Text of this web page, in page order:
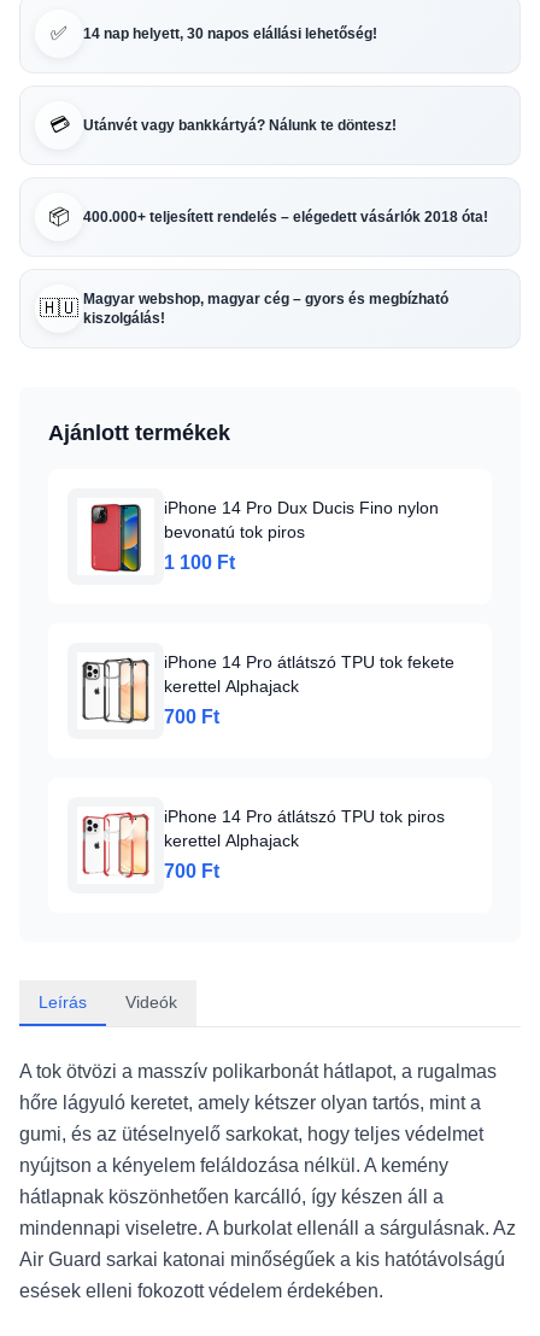
✅ 14 nap helyett, 30 napos elállási lehetőség!
💳 Utánvét vagy bankkártyá? Nálunk te döntesz!
📦 400.000+ teljesített rendelés – elégedett vásárlók 2018 óta!
🇭🇺 Magyar webshop, magyar cég – gyors és megbízható
kiszolgálás!
Ajánlott termékek
iPhone 14 Pro Dux Ducis Fino nylon
bevonatú tok piros
1 100 Ft
iPhone 14 Pro átlátszó TPU tok fekete
kerettel Alphajack
700 Ft
iPhone 14 Pro átlátszó TPU tok piros
kerettel Alphajack
700 Ft
Leírás Videók
A tok ötvözi a masszív polikarbonát hátlapot, a rugalmas
hőre lágyuló keretet, amely kétszer olyan tartós, mint a
gumi, és az ütéselnyelő sarkokat, hogy teljes védelmet
nyújtson a kényelem feláldozása nélkül. A kemény
hátlapnak köszönhetően karcálló, így készen áll a
mindennapi viseletre. A burkolat ellenáll a sárgulásnak. Az
Air Guard sarkai katonai minőségűek a kis hatótávolságú
esések elleni fokozott védelem érdekében.